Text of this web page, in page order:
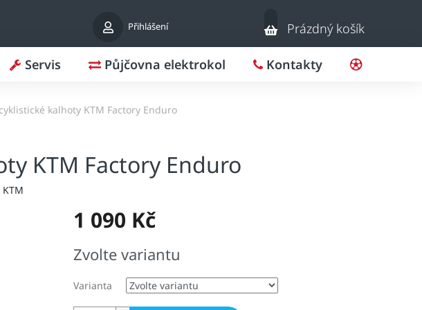
Přihlášení
Nákupní
košík
Prázdný košík
Servis Půjčovna elektrokol Kontakty
kalhoty KTM Factory Enduro
KTM Factory Enduro
KTM
1 090 Kč
cena:
Zvolte variantu
Varianta